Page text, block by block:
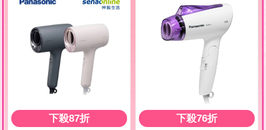
下殺87折 下殺76折